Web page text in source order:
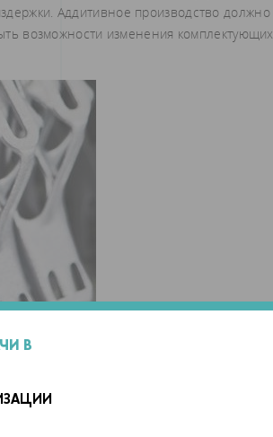
В
Аддитивное производство должно
возможности изменения комплектующих